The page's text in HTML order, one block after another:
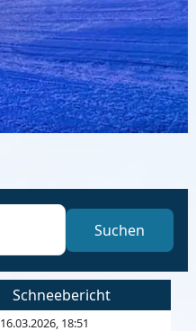
Suchen
Schneebericht
16.03.2026, 18:51